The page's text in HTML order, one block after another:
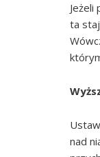
Jeżeli
ta
nad